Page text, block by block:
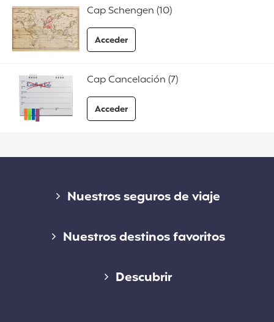
Cap Schengen (10)
Acceder
a las preguntas frecuentes Cap Schengen
Cap Cancelación (7)
Acceder
a las preguntas frecuentes Cap
Nuestros seguros de viaje
Seguro de corta estancia
Nuestros destinos favoritos
Seguro de viaje Work and Holiday Australia
Descubrir